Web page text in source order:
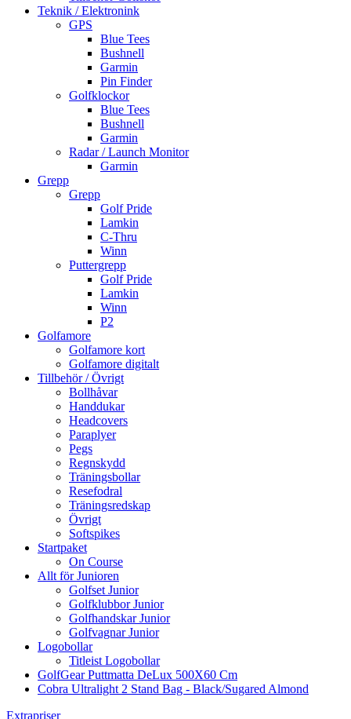
Teknik / Elektronink
GPS
Blue Tees
Bushnell
Garmin
Pin Finder
Golfklockor
Blue Tees
Bushnell
Garmin
Radar / Launch Monitor
Garmin
Grepp
Grepp
Golf Pride
Lamkin
C-Thru
Winn
Puttergrepp
Golf Pride
Lamkin
Winn
P2
Golfamore
Golfamore kort
Golfamore digitalt
Tillbehör / Övrigt
Bollhåvar
Handdukar
Headcovers
Paraplyer
Pegs
Regnskydd
Träningsbollar
Resefodral
Träningsredskap
Övrigt
Softspikes
Startpaket
On Course
Allt för Junioren
Golfset Junior
Golfklubbor Junior
Golfhandskar Junior
Golfvagnar Junior
Logobollar
Titleist Logobollar
GolfGear Puttmatta DeLux 500X60 Cm
Cobra Ultralight 2 Stand Bag - Black/Sugared Almond
Extrapriser